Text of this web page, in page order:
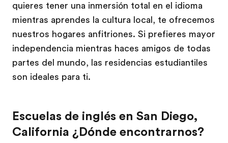
quieres tener una inmersión total en el idioma
mientras aprendes la cultura local, te ofrecemos
nuestros hogares anfitriones. Si prefieres mayor
independencia mientras haces amigos de todas
partes del mundo, las residencias estudiantiles
son ideales para ti.
Escuelas de inglés en San Diego,
California ¿Dónde encontrarnos?